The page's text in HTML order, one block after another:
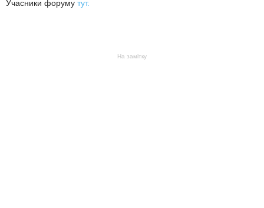
Учасники форуму тут.
На замітку